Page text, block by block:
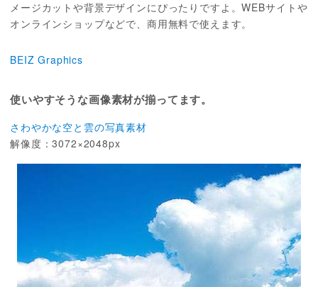
メージカットや背景デザインにぴったりですよ。WEBサイトや
オンラインショップなどで、商用無料で使えます。
BEIZ Graphics
使いやすそうな画像素材が揃ってます。
さわやかな空と雲の写真素材
解像度：3072×2048px